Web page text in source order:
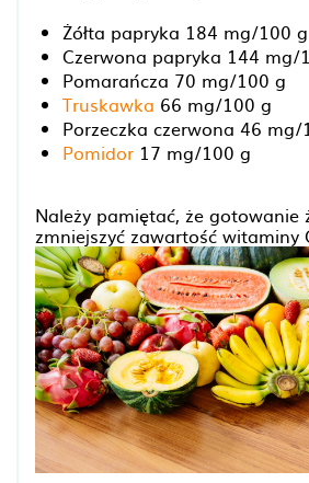
Żółta papryka 184 mg/100 g
Czerwona papryka 144 mg/
Pomarańcza 70 mg/100 g
Truskawka 66 mg/100 g
Porzeczka czerwona 46 mg/
Pomidor 17 mg/100 g
Należy pamiętać, że gotowanie
zmniejszyć zawartość witaminy